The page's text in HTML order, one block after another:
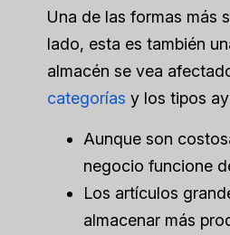
Una de las formas más
lado, esta es también
almacén se vea
categorías y los tipos
Aunque son
negocio funcione
Los artículos
almacenar más